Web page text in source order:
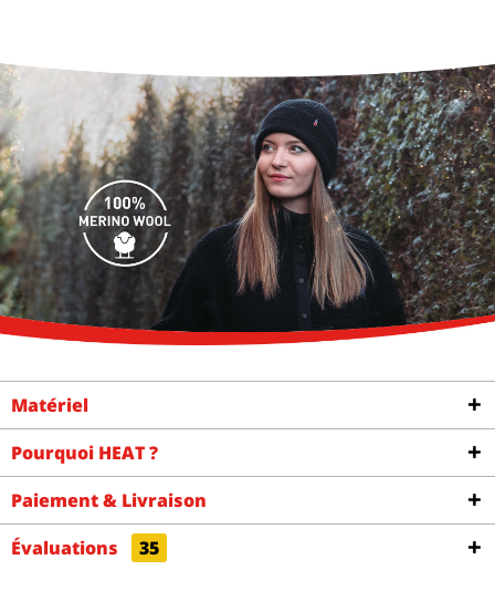
Matériel
Pourquoi HEAT ?
Paiement & Livraison
Évaluations
35